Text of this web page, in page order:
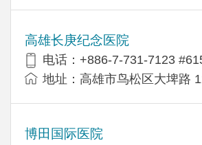
高雄长庚纪念医院
电话：+886-7-731-7123
地址：高雄市鸟松区大埤路
博田国际医院